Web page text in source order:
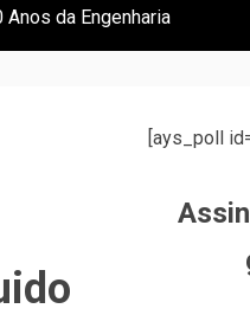
Anos da Engenharia
[ays_poll